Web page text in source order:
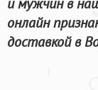
онлайн
доставкой в